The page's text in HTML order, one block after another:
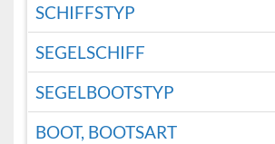
SCHIFFSTYP
SEGELSCHIFF
SEGELBOOTSTYP
BOOT, BOOTSART